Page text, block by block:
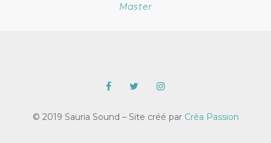
Master
© 2019 Sauria Sound – Site créé par Créa Passion